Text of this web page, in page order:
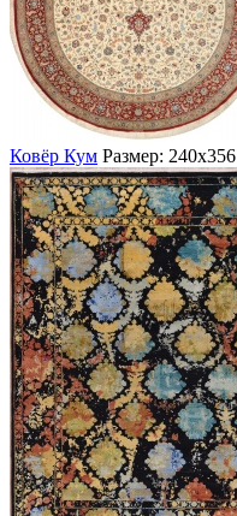
Ковёр Кум Размер: 240х356